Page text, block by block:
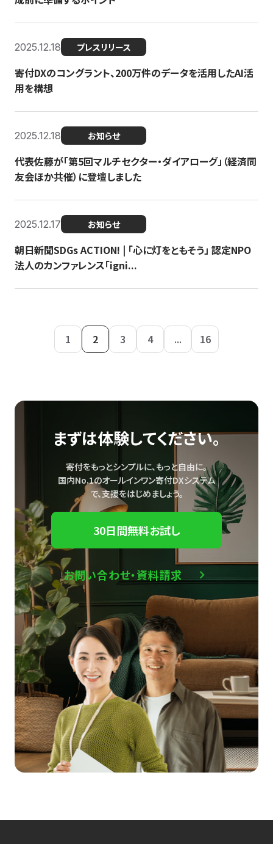
2025.12.18 プレスリリース
寄付DXのコングラント、200万件のデータを活用したAI活
用を構想
2025.12.18 お知らせ
代表佐藤が「第5回マルチセクター・ダイアローグ」（経済同
友会ほか共催）に登壇しました
2025.12.17 お知らせ
朝日新聞SDGs ACTION! | 「心に灯をともそう」 認定NPO
法人のカンファレンス「igni...
1 2 3 4 ... 16
まずは体験してください。
寄付をもっとシンプルに、もっと自由に。
国内No.1のオールインワン寄付DXシステム
で、支援をはじめましょう。
30日間無料お試し
お問い合わせ・資料請求